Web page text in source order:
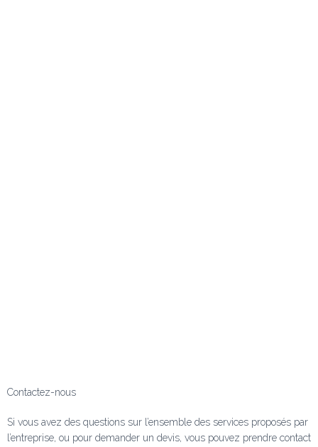
Contactez-nous
Si vous avez des questions sur l’ensemble des services proposés par
l’entreprise, ou pour demander un devis, vous pouvez prendre contact